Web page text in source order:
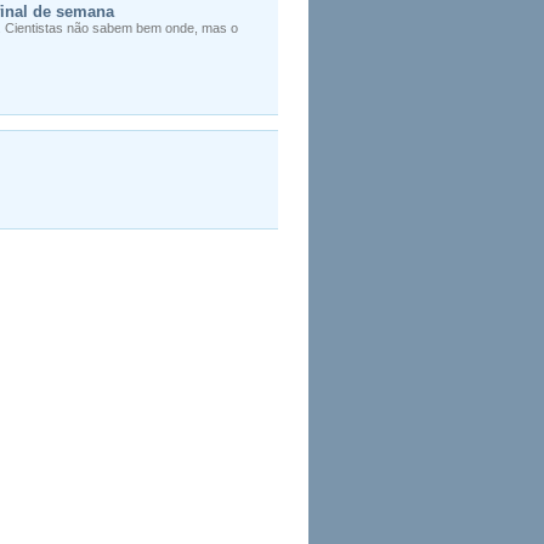
de semana
não sabem bem onde, mas o